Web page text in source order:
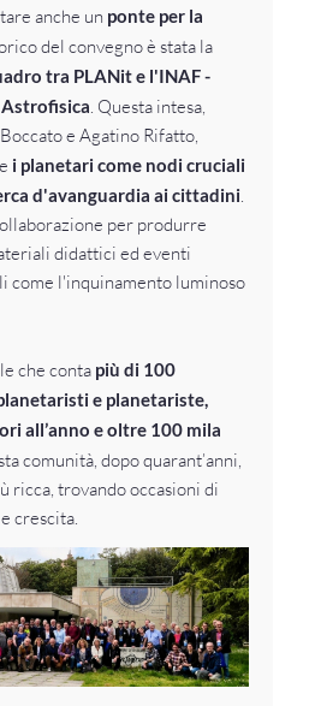
anche un ponte per la
del convegno è stata la
tra PLANit e l'INAF -
. Questa intesa,
e Agatino Rifatto,
i planetari come nodi cruciali
d'avanguardia ai cittadini.
per produrre
didattici ed eventi
come l'inquinamento luminoso
che conta più di 100
e planetariste,
all’anno e oltre 100 mila
comunità, dopo quarant’anni,
ricca, trovando occasioni di
crescita.